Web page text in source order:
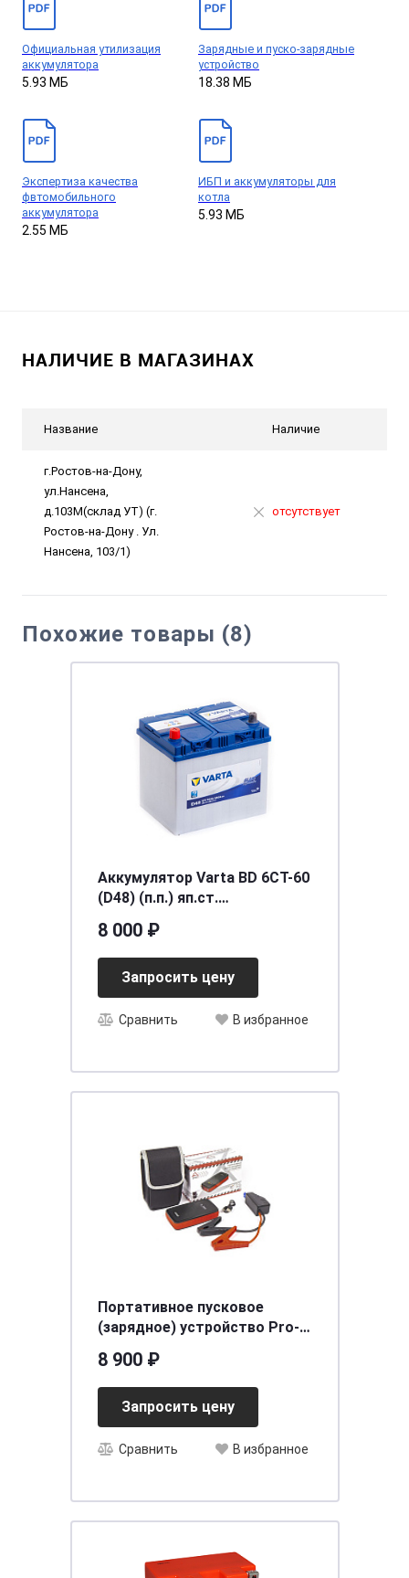
Официальная утилизация
аккумулятора
5.93 МБ
Зарядные и пуско-зарядные
устройство
18.38 МБ
Экспертиза качества
фвтомобильного
аккумулятора
2.55 МБ
ИБП и аккумуляторы для
котла
5.93 МБ
НАЛИЧИЕ В МАГАЗИНАХ
Название Наличие
г.Ростов-на-Дону,
ул.Нансена,
д.103М(склад УТ) (г.
Ростов-на-Дону . Ул.
Нансена, 103/1)
отсутствует
Похожие товары (8)
Аккумулятор Varta BD 6CT-60
(D48) (п.п.) яп.ст.
8 000 ₽
Запросить цену
Сравнить В избранное
Портативное пусковое
(зарядное) устройство Pro-
компрессором ARNEZI
R7990237
8 900 ₽
Запросить цену
Сравнить В избранное